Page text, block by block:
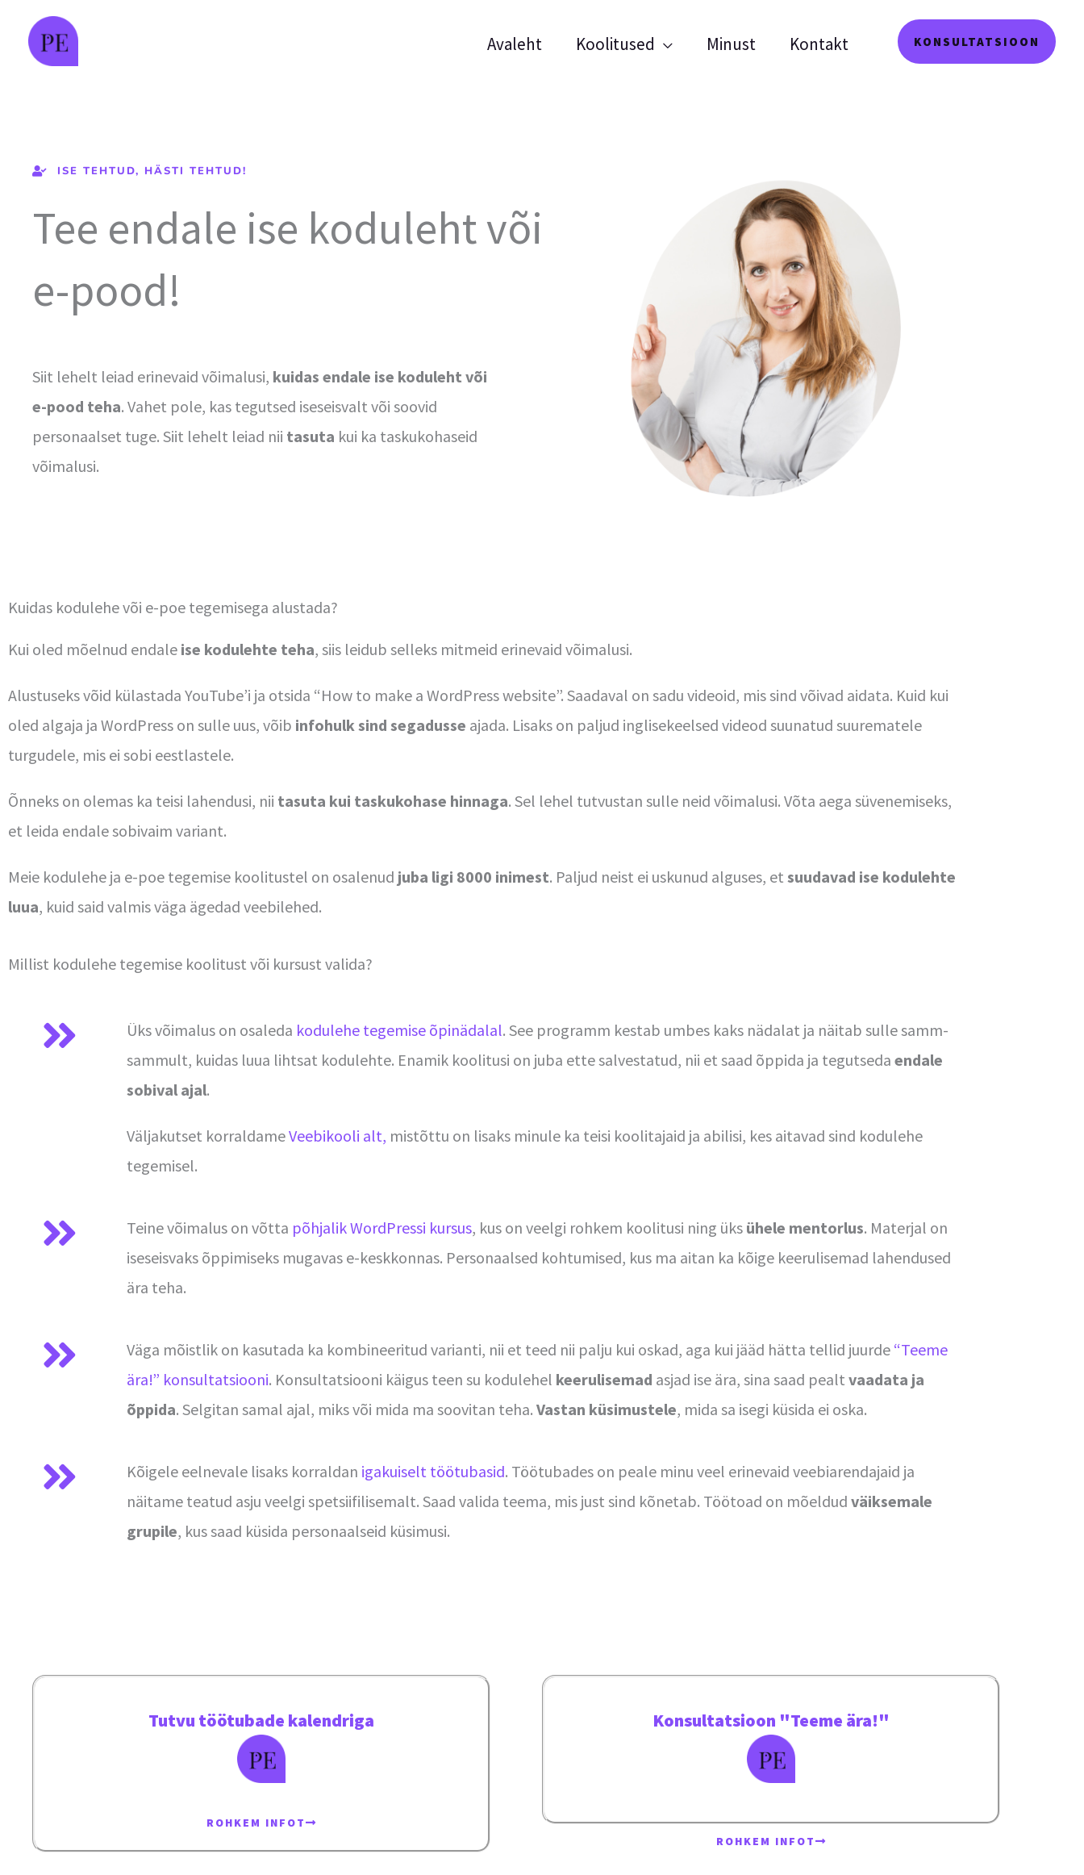
Avaleht Koolitused Minust Kontakt KONSULTATSIOON
ISE TEHTUD, HÄSTI TEHTUD!
Tee endale ise koduleht või
e-pood!
Siit lehelt leiad erinevaid võimalusi, kuidas endale ise koduleht või
e-pood teha. Vahet pole, kas tegutsed iseseisvalt või soovid
personaalset tuge. Siit lehelt leiad nii tasuta kui ka taskukohaseid
võimalusi.
Kuidas kodulehe või e-poe tegemisega alustada?
Kui oled mõelnud endale ise kodulehte teha, siis leidub selleks mitmeid erinevaid võimalusi.
Alustuseks võid külastada YouTube’i ja otsida “How to make a WordPress website”. Saadaval on sadu videoid, mis sind võivad aidata. Kuid kui
oled algaja ja WordPress on sulle uus, võib infohulk sind segadusse ajada. Lisaks on paljud inglisekeelsed videod suunatud suurematele
turgudele, mis ei sobi eestlastele.
Õnneks on olemas ka teisi lahendusi, nii tasuta kui taskukohase hinnaga. Sel lehel tutvustan sulle neid võimalusi. Võta aega süvenemiseks,
et leida endale sobivaim variant.
Meie kodulehe ja e-poe tegemise koolitustel on osalenud juba ligi 8000 inimest. Paljud neist ei uskunud alguses, et suudavad ise kodulehte
luua, kuid said valmis väga ägedad veebilehed.
Millist kodulehe tegemise koolitust või kursust valida?
Üks võimalus on osaleda kodulehe tegemise õpinädalal. See programm kestab umbes kaks nädalat ja näitab sulle samm-
sammult, kuidas luua lihtsat kodulehte. Enamik koolitusi on juba ette salvestatud, nii et saad õppida ja tegutseda endale
sobival ajal.
Väljakutset korraldameVeebikooli alt, mistõttu on lisaks minule ka teisi koolitajaid ja abilisi, kes aitavad sind kodulehe
tegemisel.
Teine võimalus on võtta põhjalik WordPressi kursus, kus on veelgi rohkem koolitusi ning üks ühele mentorlus. Materjal on
iseseisvaks õppimiseks mugavas e-keskkonnas. Personaalsed kohtumised, kus ma aitan ka kõige keerulisemad lahendused
ära teha.
Väga mõistlik on kasutada ka kombineeritud varianti, nii et teed nii palju kui oskad, aga kui jääd hätta tellid juurde “Teeme
ära!” konsultatsiooni. Konsultatsiooni käigus teen su kodulehel keerulisemad asjad ise ära, sina saad pealt vaadata ja
õppida. Selgitan samal ajal, miks või mida ma soovitan teha. Vastan küsimustele, mida sa isegi küsida ei oska.
Kõigele eelnevale lisaks korraldan igakuiselt töötubasid. Töötubades on peale minu veel erinevaid veebiarendajaid ja
näitame teatud asju veelgi spetsiifilisemalt. Saad valida teema, mis just sind kõnetab. Töötoad on mõeldud väiksemale
grupile, kus saad küsida personaalseid küsimusi.
Tutvu töötubade kalendriga
ROHKEM INFOT
Konsultatsioon "Teeme ära!"
ROHKEM INFOT